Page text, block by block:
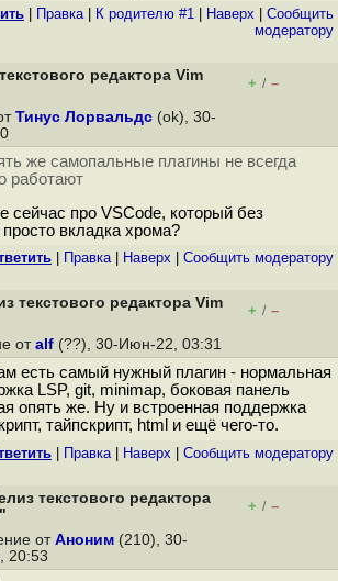
Правка| К родителю #1 Наверх
Cообщить
модератору
редактора Vim
+ / –
Тинус Лорвальдс (ok), 30-
же самопальные плагины не всегда
работают
сейчас про VSCode, который без
просто вкладка хрома?
Правка| Наверх Cообщить модератору
текстового редактора Vim
+ / –
от alf (??), 30-Июн-22, 03:31
есть самый нужный плагин - нормальная
LSP, git, minimap, боковая панель
опять же. Ну и встроенная поддержка
тайпскрипт, html и ещё чего-то.
Правка| Наверх Cообщить модератору
текстового редактора
+ / –
от Аноним (210), 30-
20:53